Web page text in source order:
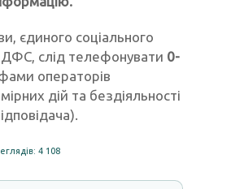
єдиного соціального
ДФС, слід телефонувати 0-
операторів
дій та бездіяльності
4 108